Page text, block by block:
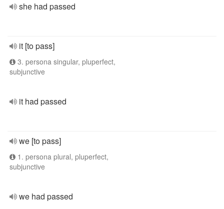
she had passed
it [to pass]
3. persona singular, pluperfect,
subjunctive
it had passed
we [to pass]
1. persona plural, pluperfect,
subjunctive
we had passed